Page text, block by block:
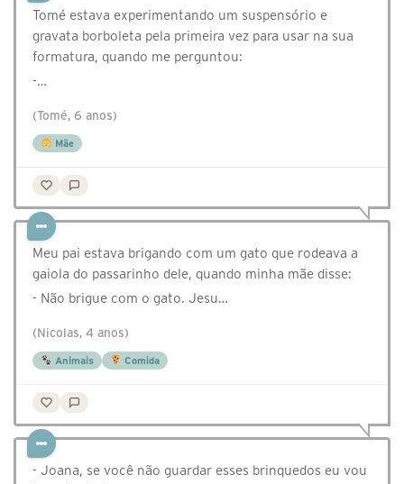
Tomé estava experimentando um suspensório e
gravata borboleta pela primeira vez para usar na sua
formatura, quando me perguntou:
-…
(Tomé, 6 anos)
Mãe
Meu pai estava brigando com um gato que rodeava a
gaiola do passarinho dele, quando minha mãe disse:
- Não brigue com o gato. Jesu…
(Nicolas, 4 anos)
Animais Comida
- Joana, se você não guardar esses brinquedos eu vou